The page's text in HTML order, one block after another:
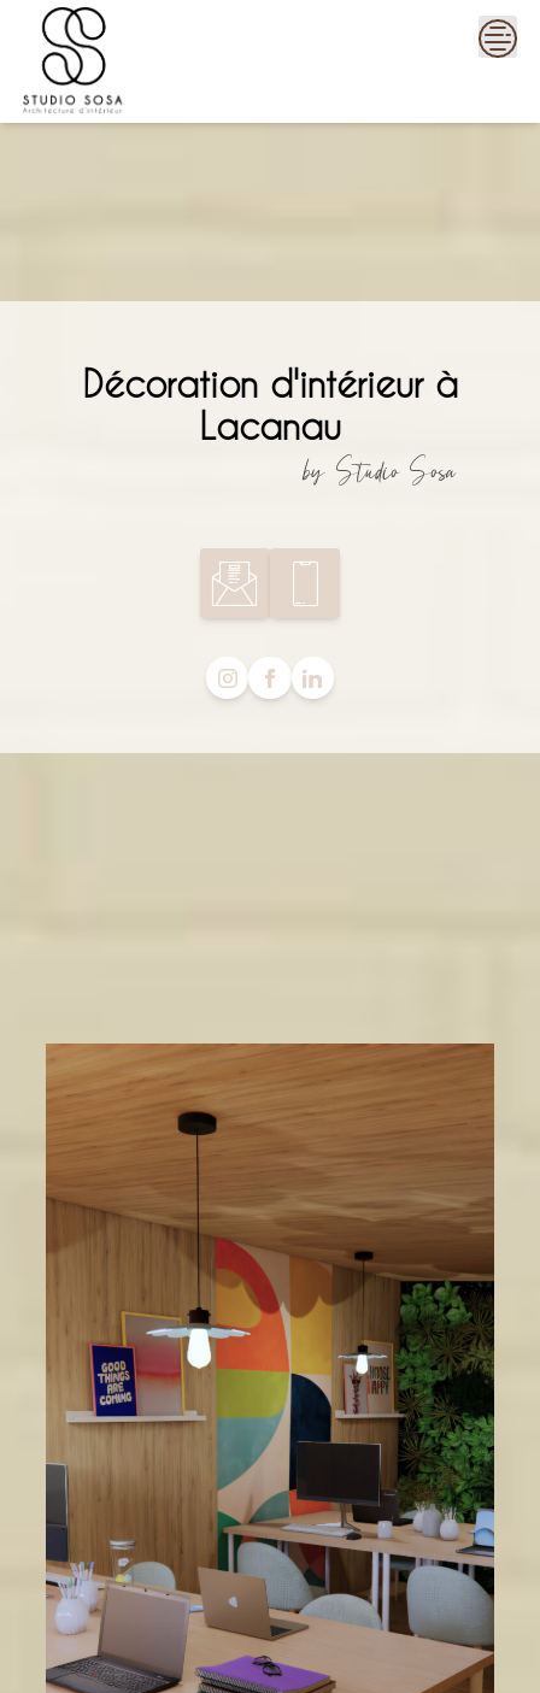
content
Décoration d'intérieur à
Lacanau
by Studio Sosa